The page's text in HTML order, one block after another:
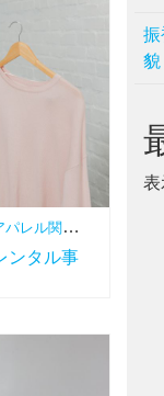
ル関連）
ンタル事
振
貌
表